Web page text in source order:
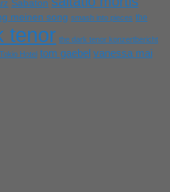
Sabaton
meinen song smash into pieces the
tenor the dark tenor konzertbericht
Tokio Hotel tom gaebel vanessa mai